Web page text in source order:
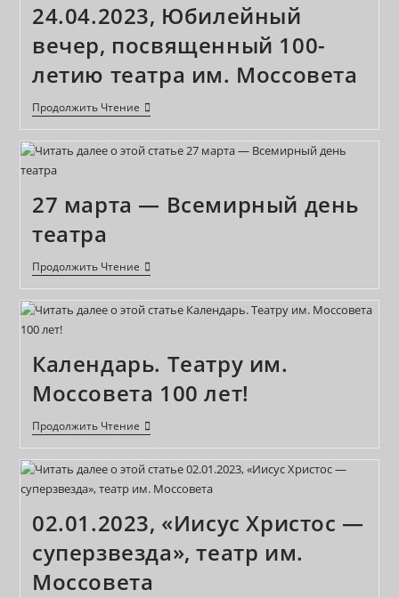
Года»!
24.04.2023, Юбилейный
вечер, посвященный 100-
летию театра им. Моссовета
Продолжить Чтение24.04.2023,
Юбилейный
Вечер,
Посвященный
Им.
27 марта — Всемирный день
театра
Продолжить Чтение27
Марта
—
Всемирный
Календарь. Театру им.
Моссовета 100 лет!
Продолжить ЧтениеКалендарь.
Театру
Им.
Моссовета
100
Лет!
02.01.2023, «Иисус Христос —
суперзвезда», театр им.
Моссовета